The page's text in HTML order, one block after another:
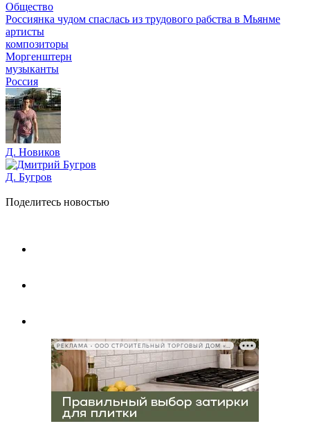
Общество
Россиянка чудом спаслась из трудового рабства в Мьянме
артисты
композиторы
Моргенштерн
музыканты
Россия
Д. Новиков
Д. Бугров
Поделитесь новостью